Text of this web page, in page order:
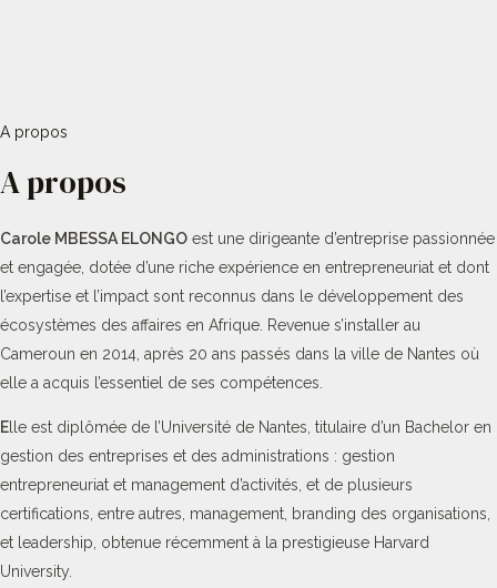
A propos
A propos
Carole MBESSA ELONGO est une dirigeante d’entreprise passionnée
et engagée, dotée d’une riche expérience en entrepreneuriat et dont
l’expertise et l’impact sont reconnus dans le développement des
écosystèmes des affaires en Afrique. Revenue s’installer au
Cameroun en 2014, après 20 ans passés dans la ville de Nantes où
elle a acquis l’essentiel de ses compétences.
E lle est diplômée de l’Université de Nantes, titulaire d’un Bachelor en
gestion des entreprises et des administrations : gestion
entrepreneuriat et management d’activités, et de plusieurs
certifications, entre autres, management, branding des organisations,
et leadership, obtenue récemment à la prestigieuse Harvard
University.